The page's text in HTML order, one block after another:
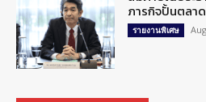
ภารกิจปั้นตลา
รายงานพิเศษ